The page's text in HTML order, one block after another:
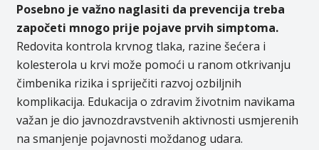
Posebno je važno naglasiti da prevencija treba
započeti mnogo prije pojave prvih simptoma.
Redovita kontrola krvnog tlaka, razine šećera i
kolesterola u krvi može pomoći u ranom otkrivanju
čimbenika rizika i spriječiti razvoj ozbiljnih
komplikacija. Edukacija o zdravim životnim navikama
važan je dio javnozdravstvenih aktivnosti usmjerenih
na smanjenje pojavnosti moždanog udara.